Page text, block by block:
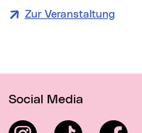
Zur Veranstaltung
Social Media
InstagramTikTok